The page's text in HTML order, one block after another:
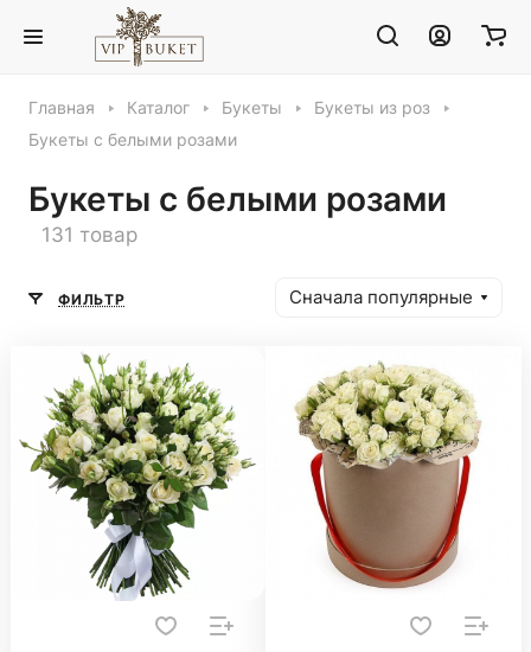
Главная Каталог Букеты
Букеты из роз
Букеты с белыми розами
Букеты с белыми розами
131 товар
ФИЛЬТР Сначала популярные